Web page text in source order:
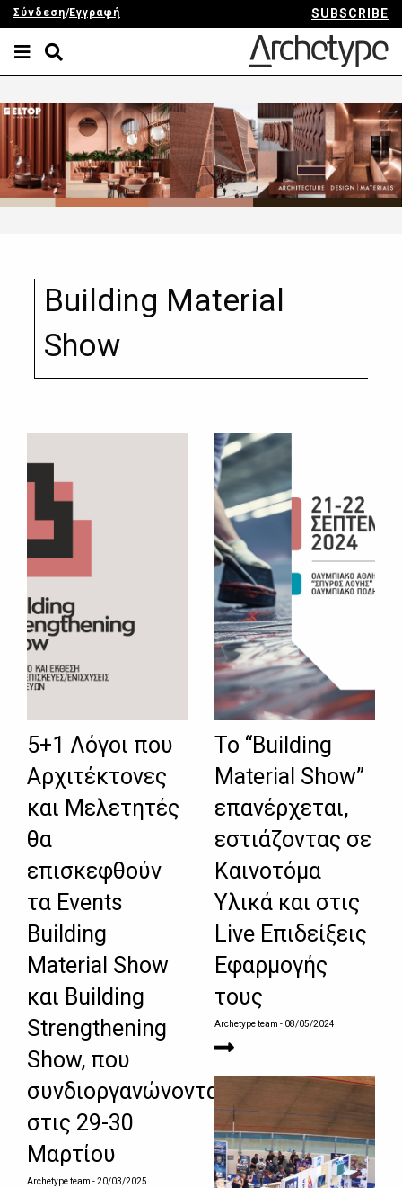
Σύνδεση/Εγγραφή SUBSCRIBE
Building Material
Show
5+1 Λόγοι που
Αρχιτέκτονες
και Μελετητές
θα
επισκεφθούν
τα Events
Building
Material Show
και Building
Strengthening
Show, που
συνδιοργανώνονται
στις 29-30
Μαρτίου
Archetype team - 20/03/2025
Το “Building
Material Show”
επανέρχεται,
εστιάζοντας σε
Καινοτόμα
Υλικά και στις
Live Επιδείξεις
Εφαρμογής
τους
Archetype team - 08/05/2024